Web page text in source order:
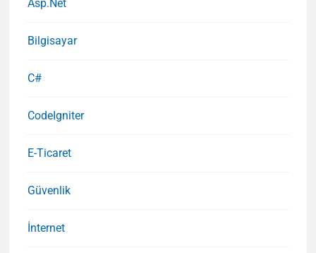
Asp.Net
Bilgisayar
C#
CodeIgniter
E-Ticaret
Güvenlik
İnternet